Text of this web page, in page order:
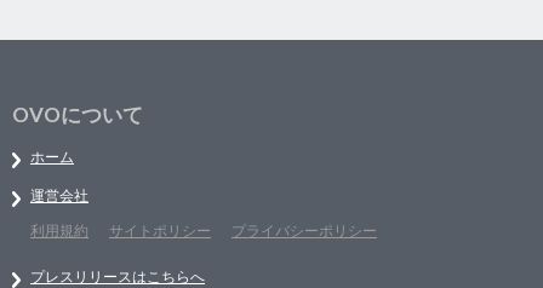
OVOについて
ホーム
運営会社
利用規約
サイトポリシー プライバシーポリシー
プレスリリースはこちらへ